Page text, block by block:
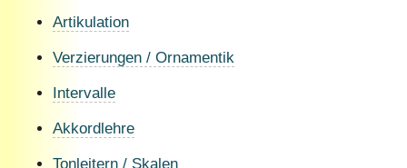
Artikulation
Verzierungen / Ornamentik
Intervalle
Akkordlehre
Tonleitern / Skalen